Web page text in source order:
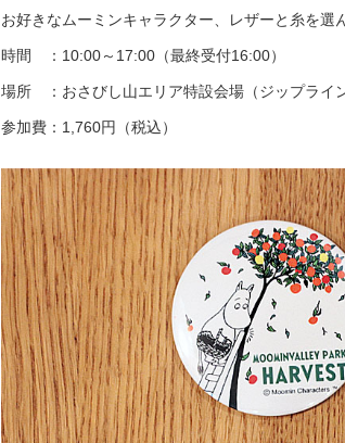
お好きなムーミンキャラクター、レザーと糸を選
時間 ：10:00～17:00（最終受付16:00）
場所 ：おさびし山エリア特設会場（ジップライ
参加費：1,760円（税込）